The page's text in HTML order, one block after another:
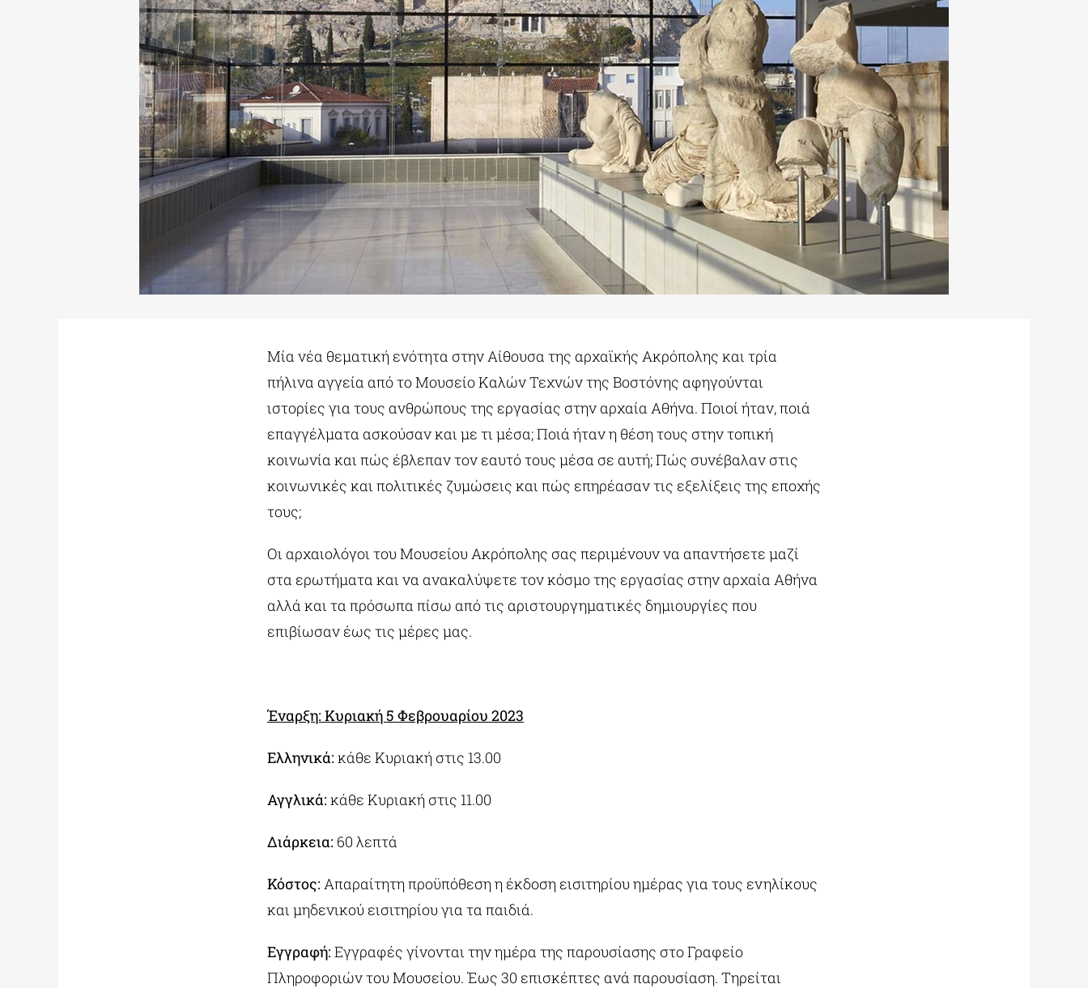
Μία νέα θεματική ενότητα στην Αίθουσα της αρχαϊκής Ακρόπολης και τρία
πήλινα αγγεία από το Μουσείο Καλών Τεχνών της Βοστόνης αφηγούνται
ιστορίες για τους ανθρώπους της εργασίας στην αρχαία Αθήνα. Ποιοί ήταν, ποιά
επαγγέλματα ασκούσαν και με τι μέσα; Ποιά ήταν η θέση τους στην τοπική
κοινωνία και πώς έβλεπαν τον εαυτό τους μέσα σε αυτή; Πώς συνέβαλαν στις
κοινωνικές και πολιτικές ζυμώσεις και πώς επηρέασαν τις εξελίξεις της εποχής
τους;
Οι αρχαιολόγοι του Μουσείου Ακρόπολης σας περιμένουν να απαντήσετε μαζί
στα ερωτήματα και να ανακαλύψετε τον κόσμο της εργασίας στην αρχαία Αθήνα
αλλά και τα πρόσωπα πίσω από τις αριστουργηματικές δημιουργίες που
επιβίωσαν έως τις μέρες μας.
Έναρξη: Κυριακή 5 Φεβρουαρίου 2023
Ελληνικά: κάθε Κυριακή στις 13.00
Αγγλικά: κάθε Κυριακή στις 11.00
Διάρκεια: 60 λεπτά
Κόστος: Απαραίτητη προϋπόθεση η έκδοση εισιτηρίου ημέρας για τους ενηλίκους
και μηδενικού εισιτηρίου για τα παιδιά.
Εγγραφή: Εγγραφές γίνονται την ημέρα της παρουσίασης στο Γραφείο
Πληροφοριών του Μουσείου. Έως 30 επισκέπτες ανά παρουσίαση. Τηρείται